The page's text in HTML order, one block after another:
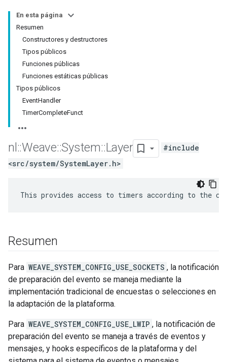
En esta página
Resumen
Constructores y destructores
Tipos públicos
Funciones públicas
Funciones estáticas públicas
Tipos públicos
EventHandler
TimerCompleteFunct
nl ::Weave::System::Layer
#include
<src/system/SystemLayer.h>
This provides access to timers according to the
Resumen
Para WEAVE_SYSTEM_CONFIG_USE_SOCKETS , la notificación
de preparación del evento se maneja mediante la
implementación tradicional de encuestas o selecciones en
la adaptación de la plataforma.
Para WEAVE_SYSTEM_CONFIG_USE_LWIP , la notificación de
preparación del evento se maneja a través de eventos y
mensajes, y hooks específicos de la plataforma y del